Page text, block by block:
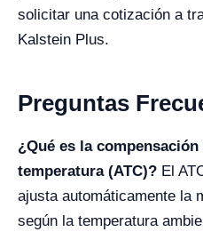
solicitar una cotización a
Kalstein Plus.
Preguntas
¿Qué es la
temperatura (ATC)? El
ajusta automáticamente la
según la temperatura